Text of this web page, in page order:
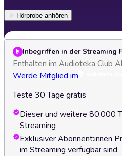
Hörprobe anhören
Inbegriffen in der Streaming
Enthalten im Audioteka Club
Werde Mitglied im
Teste 30 Tage gratis
Dieser und weitere 80.000
Streaming
Exklusiver Abonnent:innen
im Streaming verfügbar sind